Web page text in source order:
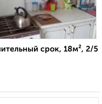
срок, 18м², 2/5